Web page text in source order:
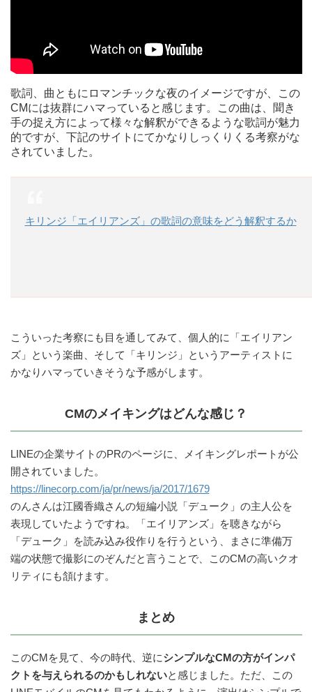
歌詞、曲ともにロマンチックな夜のイメージですが、この
CMには抜群にハマっていると感じます。この曲は、聞き
手の捉え方によって様々な解釈ができるような歌詞が魅力
的ですが、下記のサイトにてかなりしっくりくる考察がな
されていました。
キリンジ「エイリアンズ」の歌詞の意味をどう解釈するか
こういった考察にも目を通してみて、個人的に「エイリアン
ズ」という楽曲、そして「キリンジ」というアーティストに
かなりハマっていきそうな予感がします。
CMのメイキングはどんな感じ？
LINEの企業サイトのPRのページに、メイキングレポートが公
開されていました。
https://linecorp.com/ja/pr/news/ja/2017/1679
のんさんは江國香織さんの短編小説「デューク」の主人公を
表現していたようですね。「エイリアンズ」を聴きながら
「デューク」を読み込み役作りを行うという、まさに準備万
端の状態で撮影にのぞんだと言うことで、このCMの高いクオ
リティにも頷けます。
まとめ
このCMを見て、今の時代、逆にシンプルなCMの方がインパ
クトを与えられるのかもしれないと感じました。ただ、この